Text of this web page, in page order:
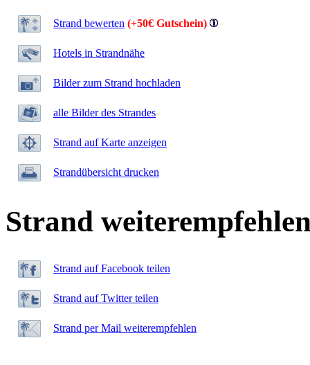
Strand bewerten (+50€ Gutschein)
Hotels in Strandnähe
Bilder zum Strand hochladen
alle Bilder des Strandes
Strand auf Karte anzeigen
Strandübersicht drucken
Strand
Strand auf Facebook teilen
Strand auf Twitter teilen
Strand per Mail weiterempfehlen